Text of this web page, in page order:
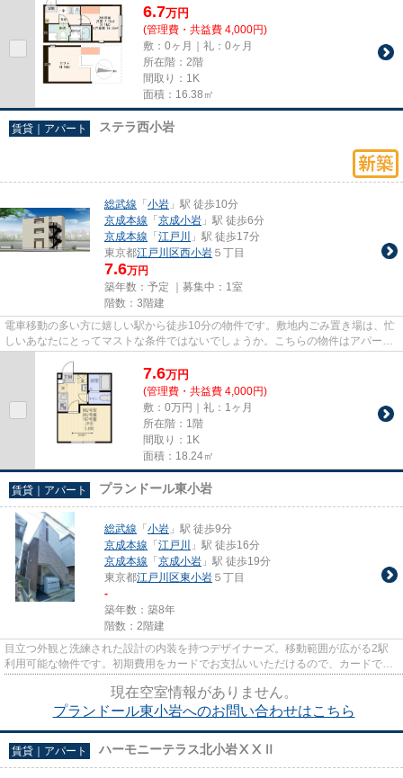
6.7万円
(管理費・共益費 4,000円)
敷：0ヶ月｜礼：0ヶ月
所在階：2階
間取り：1K
面積：16.38㎡
賃貸｜アパート ステラ西小岩
総武線 「 小岩 」駅 徒歩10分
京成本線 「 京成小岩 」駅 徒歩6分
京成本線 「 江戸川
」駅 徒歩17分
東京都江戸川区西小岩 ５丁目
7.6万円
築年数：予定 ｜募集中： 1室
階数：3階建
電車移動の多い方に嬉しい駅から徒歩10分の物件です。敷地内ごみ置き場は、忙
しいあなたにとってマストな条件ではないでしょうか。こちらの物件はアパート
7.6万円
(管理費・共益費 4,000円)
敷：0万円｜礼：1ヶ月
所在階：1階
間取り：1K
面積：18.24㎡
賃貸｜アパート プランドール東小岩
総武線 「 小岩 」駅 徒歩9分
京成本線 「 江戸川
」駅 徒歩16分
京成本線 「 京成小岩 」駅 徒歩19分
東京都江戸川区東小岩 ５丁目
-
築年数：築8年
階数：2階建
目立つ外観と洗練された設計の内装を持つデザイナーズ。移動範囲が広がる2駅
利用可能な物件です。初期費用をカードでお支払いいただけるので、カードで決
現在空室情報がありません。
プランドール東小岩へのお問い合わせはこちら
賃貸｜アパート ハーモニーテラス北小岩ⅩⅩⅡ